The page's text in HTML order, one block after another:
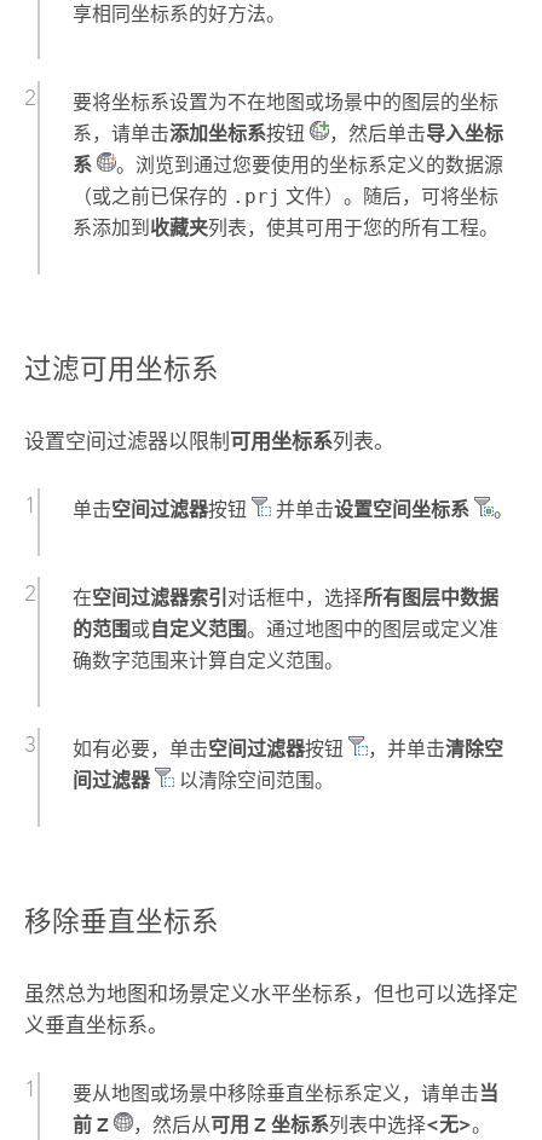
享相同坐标系的好方法。
要将坐标系设置为不在地图或场景中的图层的坐标
系，请单击添加坐标系按钮 ，然后单击导入坐标
系
。浏览到通过您要使用的坐标系定义的数据源
（或之前已保存的 .prj 文件）。随后，可将坐标
系添加到 收藏夹列表，使其可用于您的所有工程。
过滤可用坐标系
设置空间过滤器以限制 可用坐标系列表。
单击空间过滤器按钮 并单击设置空间坐标系 。
在空间过滤器索引 对话框中，选择所有图层中数据
的范围或自定义范围。通过地图中的图层或定义准
确数字范围来计算自定义范围。
如有必要，单击空间过滤器按钮 ，并单击清除空
间过滤器
以清除空间范围。
移除垂直坐标系
虽然总为地图和场景定义水平坐标系，但也可以选择定
义垂直坐标系。
要从地图或场景中移除垂直坐标系定义，请单击当
前 Z
，然后从可用 Z 坐标系列表中选择<无>。